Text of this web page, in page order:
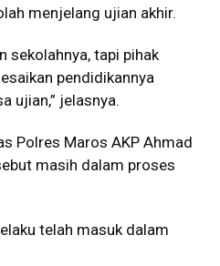
menjelang ujian akhir.
sekolahnya, tapi pihak
pendidikannya
ujian,” jelasnya.
Polres Maros AKP Ahmad
masih dalam proses
telah masuk dalam